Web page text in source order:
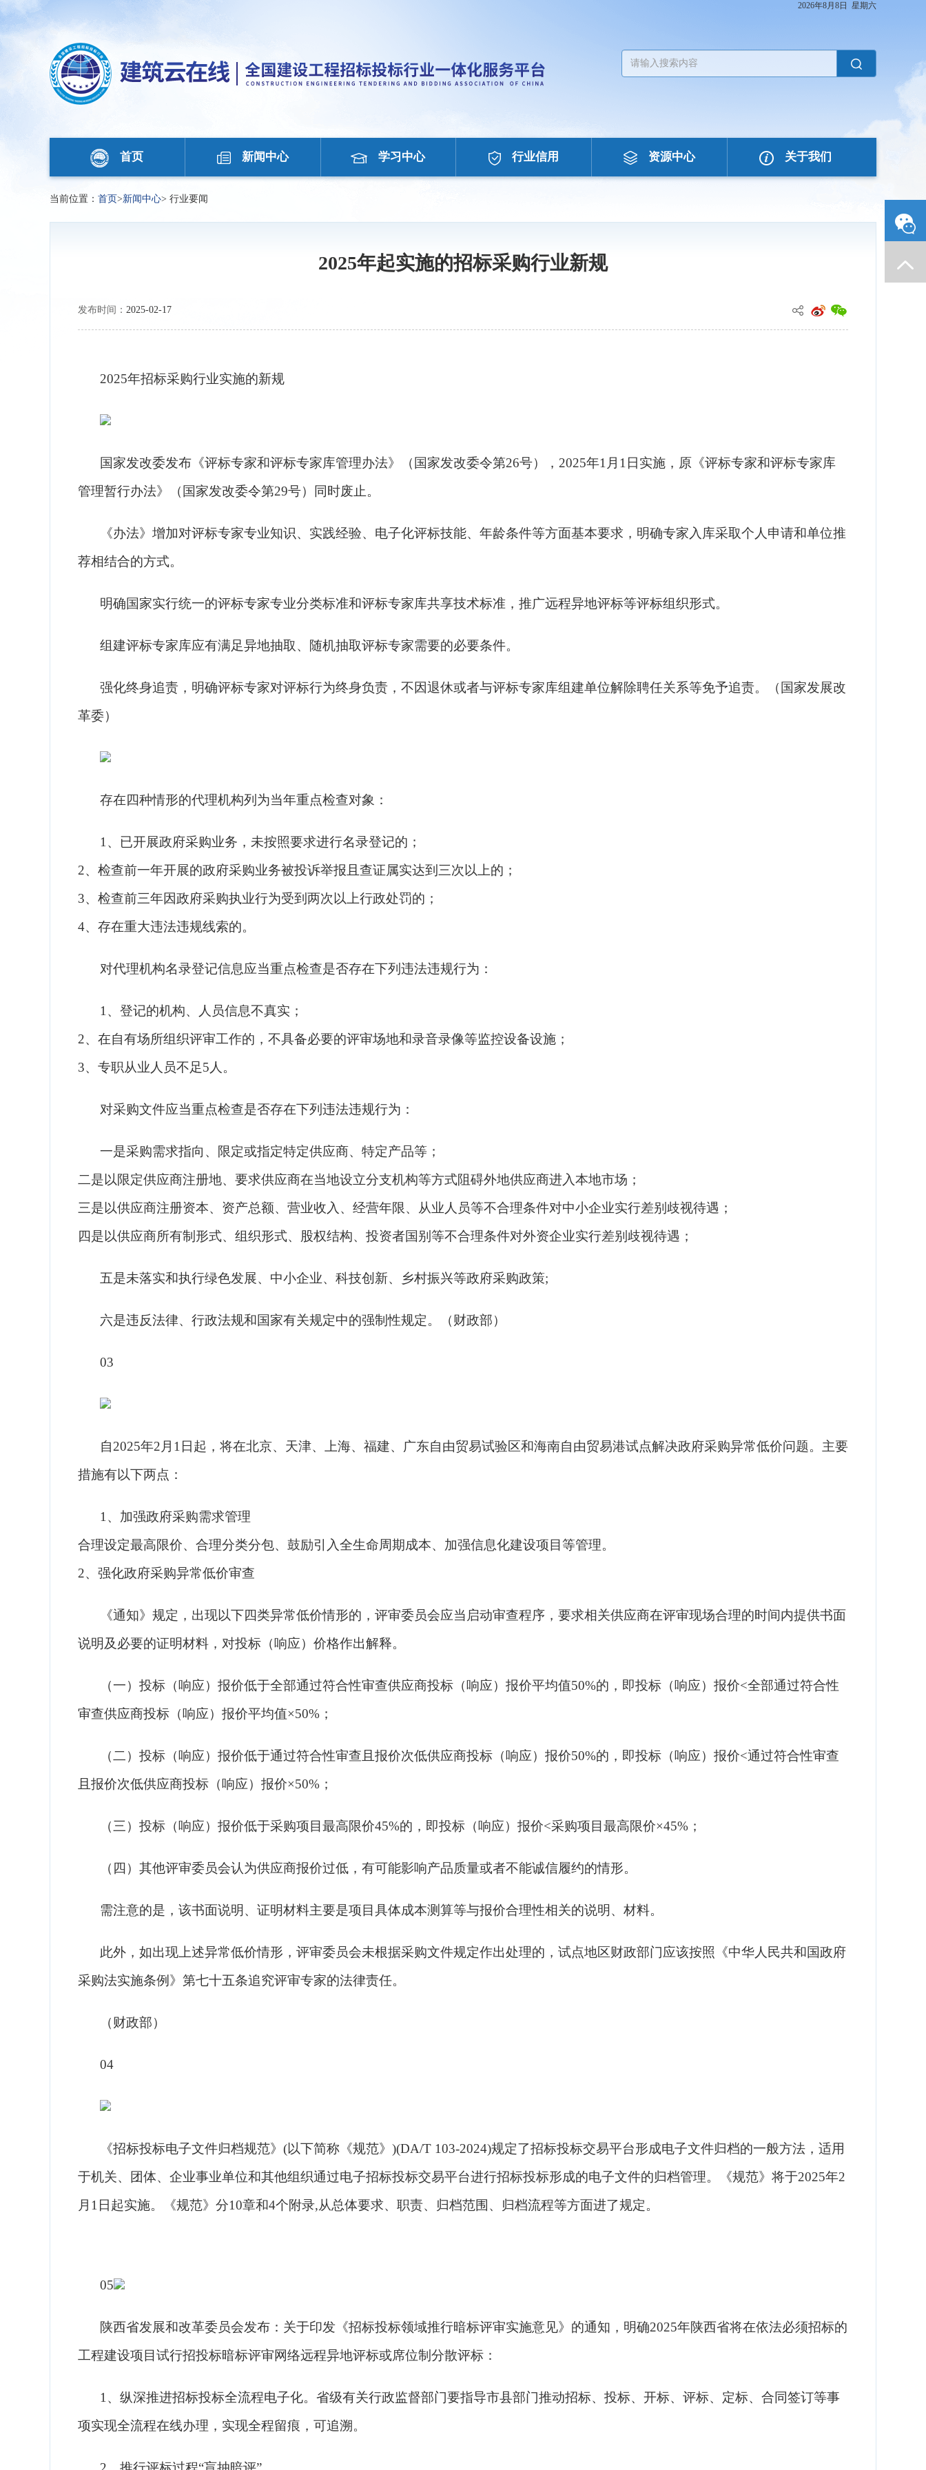
2026年8月8日 星期六
首页 新闻中心 学习中心 行业信用 资源中心 关于我们
当前位置： 首页>新闻中心> 行业要闻
2025年起实施的招标采购行业新规
发布时间： 2025-02-17